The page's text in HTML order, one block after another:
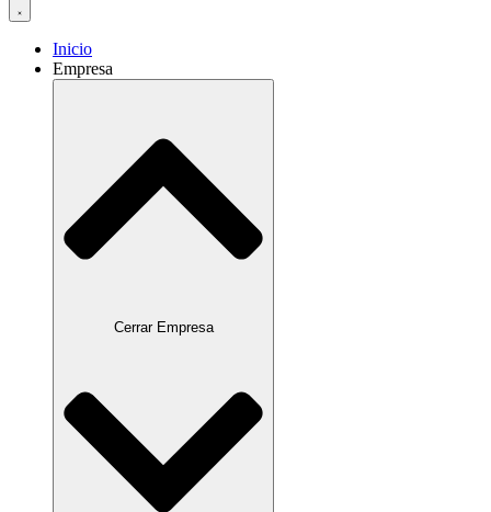
Inicio
Empresa
Cerrar Empresa